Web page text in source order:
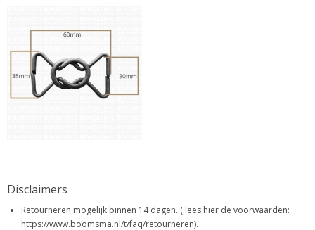
Disclaimers
Retourneren mogelijk binnen 14 dagen. ( lees hier de voorwaarden:
https://www.boomsma.nl/t/faq/retourneren).